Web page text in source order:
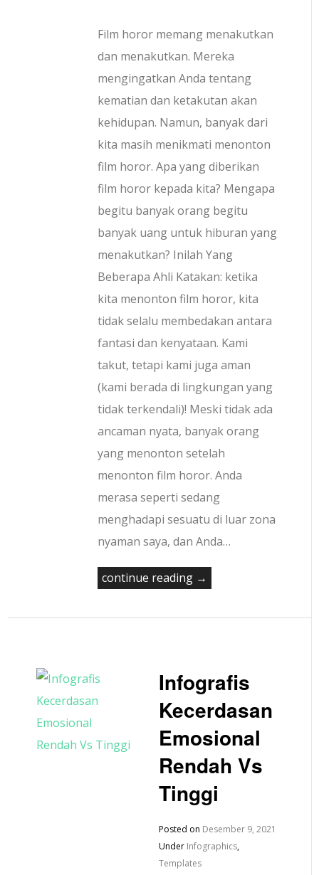
Film horor memang menakutkan
dan menakutkan. Mereka
mengingatkan Anda tentang
kematian dan ketakutan akan
kehidupan. Namun, banyak dari
kita masih menikmati menonton
film horor. Apa yang diberikan
film horor kepada kita? Mengapa
begitu banyak orang begitu
banyak uang untuk hiburan yang
menakutkan? Inilah Yang
Beberapa Ahli Katakan: ketika
kita menonton film horor, kita
tidak selalu membedakan antara
fantasi dan kenyataan. Kami
takut, tetapi kami juga aman
(kami berada di lingkungan yang
tidak terkendali)! Meski tidak ada
ancaman nyata, banyak orang
yang menonton setelah
menonton film horor. Anda
merasa seperti sedang
menghadapi sesuatu di luar zona
nyaman saya, dan Anda…
continue reading →
Infografis
Kecerdasan
Emosional
Rendah Vs
Tinggi
Posted on Desember 9, 2021
Under Infographics,
Templates